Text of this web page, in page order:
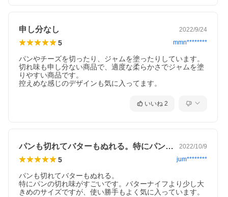
申し分なし 2022/9/24
5 mmn********
パンやチーズを切ったり、ジャムを塗ったりしています。
切れ味も申し分ない商品で、適度な柔らかさでジャムを塗
りやすい商品です。
控えめな感じのデザインも気に入ってます。
いいね 2
パンも切れてバターもぬれる。特にパンの… 2022/10/9
5 jum********
パンも切れてバターもぬれる。
特にパンの切れ味がすごいです。バターナイフより少し大
きめのサイズですが、使い勝手もよく気に入っています。